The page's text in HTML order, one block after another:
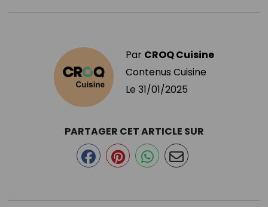
Par CROQ Cuisine
Contenus Cuisine
Le 31/01/2025
PARTAGER CET ARTICLE SUR